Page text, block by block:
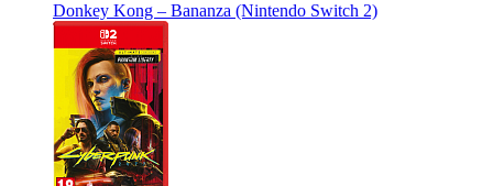
Donkey Kong – Bananza (Nintendo Switch 2)